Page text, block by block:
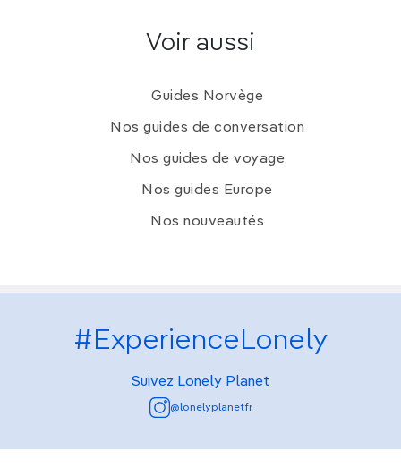
Voir aussi
Guides Norvège
Nos guides de conversation
Nos guides de voyage
Nos guides Europe
Nos nouveautés
#ExperienceLonely
Suivez Lonely Planet
@lonelyplanetfr